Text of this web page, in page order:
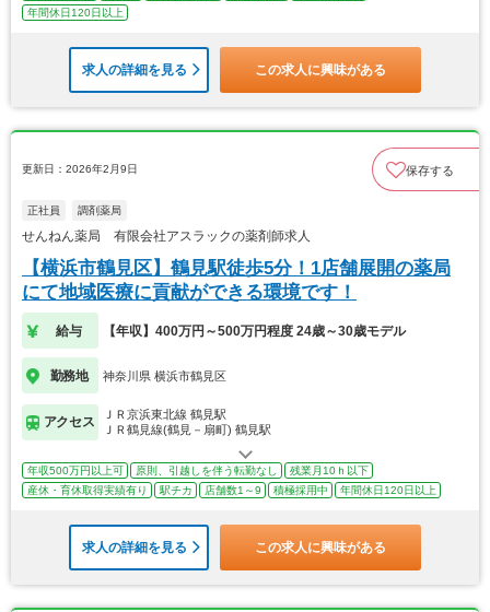
年間休日120日以上
求人の詳細を見る この求人に興味がある
更新日：2026年2月9日 保存する
正社員 調剤薬局
せんねん薬局 有限会社アスラックの薬剤師求人
【横浜市鶴見区】鶴見駅徒歩5分！1店舗展開の薬局
にて地域医療に貢献ができる環境です！
給与 【年収】400万円～500万円程度 24歳～30歳モデル
勤務地 神奈川県 横浜市鶴見区
アクセス
ＪＲ京浜東北線 鶴見駅
ＪＲ鶴見線(鶴見－扇町) 鶴見駅
年収500万円以上可 原則、引越しを伴う転勤なし
残業月10ｈ以下
産休・育休取得実績有り
駅チカ 店舗数1～9 積極採用中 年間休日120日以上
求人の詳細を見る この求人に興味がある